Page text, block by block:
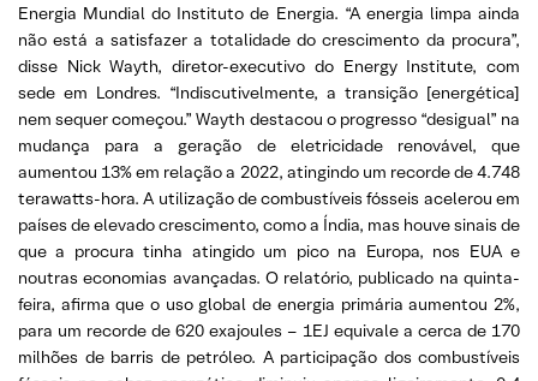
Energia Mundial do Instituto de Energia. “A energia limpa ainda
não está a satisfazer a totalidade do crescimento da procura”,
disse Nick Wayth, diretor-executivo do Energy Institute, com
sede em Londres. “Indiscutivelmente, a transição [energética]
nem sequer começou.” Wayth destacou o progresso “desigual” na
mudança para a geração de eletricidade renovável, que
aumentou 13% em relação a 2022, atingindo um recorde de 4.748
terawatts-hora. A utilização de combustíveis fósseis acelerou em
países de elevado crescimento, como a Índia, mas houve sinais de
que a procura tinha atingido um pico na Europa, nos EUA e
noutras economias avançadas. O relatório, publicado na quinta-
feira, afirma que o uso global de energia primária aumentou 2%,
para um recorde de 620 exajoules – 1EJ equivale a cerca de 170
milhões de barris de petróleo. A participação dos combustíveis